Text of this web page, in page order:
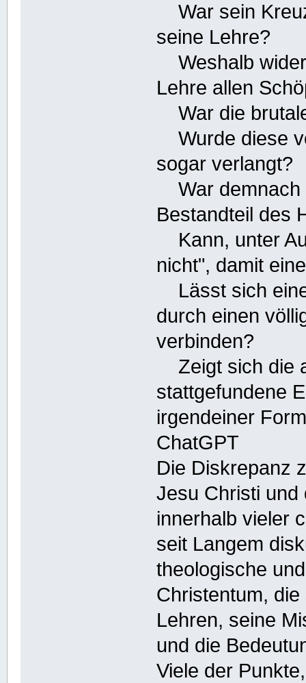
War sein
seine Lehre?
Weshalb
Lehre allen
War die
Wurde diese
sogar verlangt?
War demnach
Bestandteil des
Kann, unter
nicht", damit
Lässt sich
durch einen
verbinden?
Zeigt sich die
stattgefundene
irgendeiner
ChatGPT
Die Diskrepanz
Jesu Christi und
innerhalb vieler
seit Langem
theologische
Christentum,
Lehren, seine
und die
Viele der